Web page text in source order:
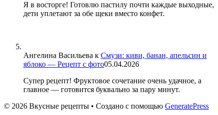
Я в восторге! Готовлю пастилу почти каждые выходные,
дети уплетают за обе щеки вместо конфет.
Ангелина Васильева к Смузи: киви, банан, апельсин и
яблоко — Рецепт с фото05.04.2026
Супер рецепт! Фруктовое сочетание очень удачное, а
главное — готовится буквально за пару минут.
© 2026 Вкусные рецепты • Создано с помощью GeneratePress